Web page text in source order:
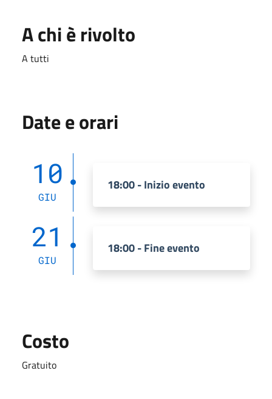
A chi è rivolto
A tutti
Date e orari
10
GIU
18:00 - Inizio evento
21
GIU
18:00 - Fine evento
Costo
Gratuito